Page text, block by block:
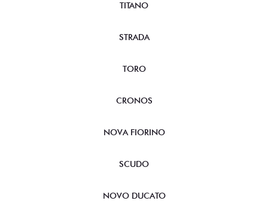
TITANO
STRADA
TORO
CRONOS
NOVA FIORINO
SCUDO
NOVO DUCATO